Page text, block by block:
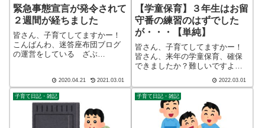
緊急事態宣言が発令されて
２週間が経ちました
皆さん、子育てしてますかー！
こんばんわ、迷答座布団ブログ
の運営をしている ざぶ
になり、手探り状態のほぼワン
オペで2人の子育てを行っており
ます。※詳しくはプロフィー
2020.04.21 2021.03.01
【学童保育】３年生はお留
守番の練習のはずでした
が・・・【単純】
皆さん、子育てしてますかー！
皆さん、来年の学童保育、確保
できましたか？難しいですよ
りやすく恵まれているのですが
長男めっ・・・贅沢なやっち
ゃ！こんばんわ、迷答座布団ブ
ログの運営をしている ざぶ
(@meitou_za...
2022.03.01
子育て日記・雑記 子育て日記・雑記